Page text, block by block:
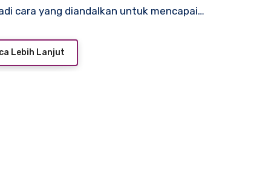
cara yang diandalkan untuk mencapai…
Lebih Lanjut